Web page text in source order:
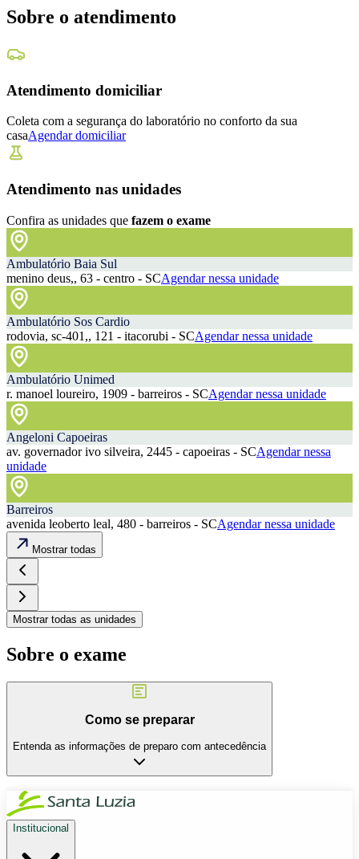
Sobre o atendimento
Atendimento domiciliar
Coleta com a segurança do laboratório no conforto da sua
casaAgendar domiciliar
Atendimento nas unidades
Confira as unidades que fazem o exame
Ambulatório Baia Sul
menino deus,, 63 - centro - SCAgendar nessa unidade
Ambulatório Sos Cardio
rodovia, sc-401,, 121 - itacorubi - SCAgendar nessa unidade
Ambulatório Unimed
r. manoel loureiro, 1909 - barreiros - SCAgendar nessa unidade
Angeloni Capoeiras
av. governador ivo silveira, 2445 - capoeiras - SCAgendar nessa
unidade
Barreiros
avenida leoberto leal, 480 - barreiros - SCAgendar nessa unidade
Mostrar todas
Mostrar todas as unidades
Sobre o exame
Como se preparar
Entenda as informações de preparo com antecedência
Institucional